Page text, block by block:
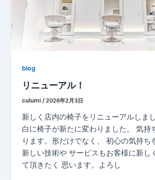
blog
リニューアル！
culumi/2026年2月3日
新しく店内の椅子をリニューアルしま
白に椅子が新たに変わりました。 気持
ります。形だけでなく、 初心の気持ち
新しい技術や サービスもお客様に新し
て頂きたく 思います。よろし